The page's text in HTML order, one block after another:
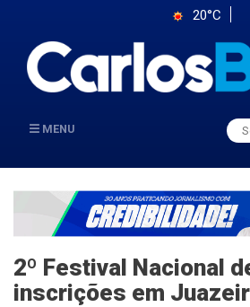
20°C
MENU
2º Festival Nacional
inscrições em